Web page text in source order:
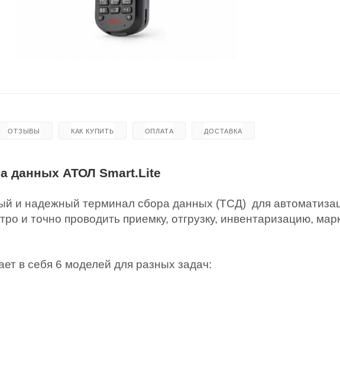
ОТЗЫВЫ КАК КУПИТЬ ОПЛАТА ДОСТАВКА
данных АТОЛ Smart.Lite
и надежный терминал сбора данных (ТСД) для
и точно проводить приемку, отгрузку, инвентаризацию,
в себя 6 моделей для разных задач: